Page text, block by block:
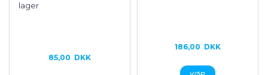
lager
85,00 DKK
186,00 DKK